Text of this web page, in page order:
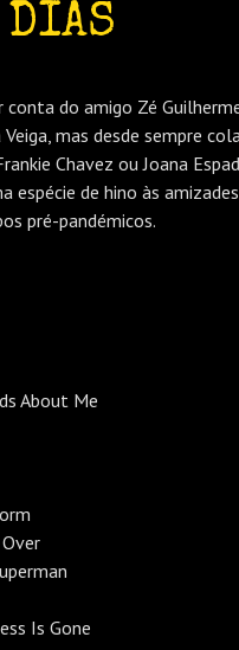
DIAS
do amigo Zé
mas desde sempre
Chavez ou Joana
de hino às
pré-pandémicos.
About Me
Is Gone